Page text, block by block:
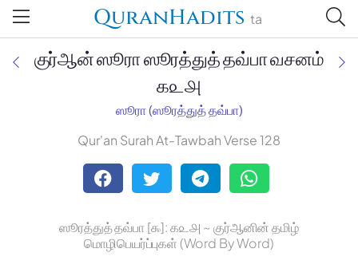
QuranHadits ta
Jan Trust Foundation
Mufti Omar Sheriff Qasimi,
குர்ஆன் ஸூரா ஸூரத்துத் தவ்பா வசனம்
௧௨௮
ஸூரா (ஸூரத்துத் தவ்பா)
Qur'an Surah At-Tawbah Verse 128
ஸூரத்துத் தவ்பா [௯]: ௧௨௮ ~ குர்ஆனின் தமிழ்
மொழிபெயர்ப்புகள் (Word By Word)